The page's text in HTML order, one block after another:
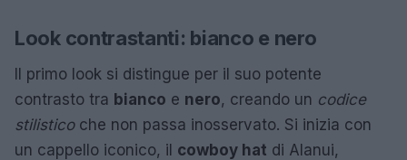
Look contrastanti: bianco e nero
Il primo look si distingue per il suo potente
contrasto tra bianco e nero, creando un codice
stilisticoche non passa inosservato. Si inizia con
un cappello iconico, il cowboy hat di Alanui,